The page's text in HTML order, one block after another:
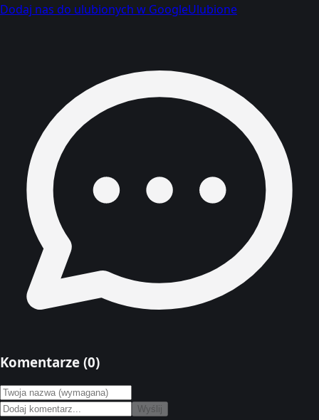
Dodaj nas do ulubionych w GoogleUlubione
Komentarze (0)
Wyślij